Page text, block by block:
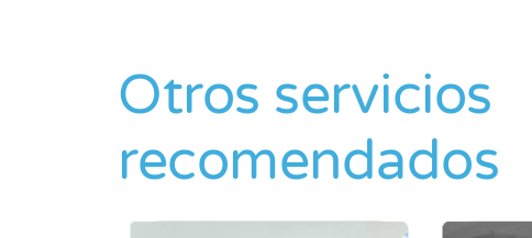
Otros servicios
recomendados